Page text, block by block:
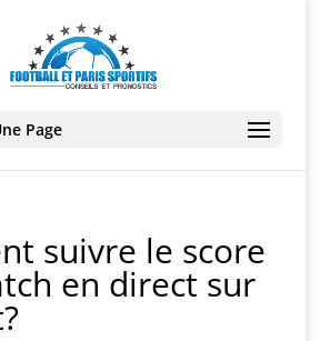
Page
suivre le score
en direct sur